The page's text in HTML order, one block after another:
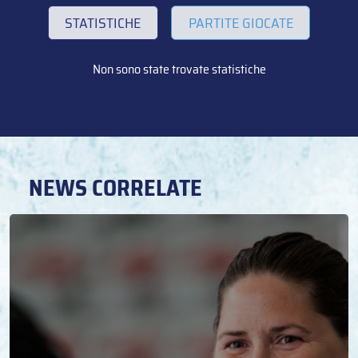
STATISTICHE PARTITE GIOCATE
Non sono state trovate statistiche
NEWS CORRELATE